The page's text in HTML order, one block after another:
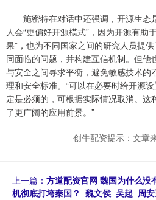
施密特在对话中还强调，开源生态
人会“更偏好开源模式”，因为开源有助
果”，也为不同国家之间的研究人员提
同面临的问题，并构建互信机制。但他
与安全之间寻求平衡，避免敏感技术的
理和安全标准。“可以在必要时给开源
定是必须的，可根据实际情况取消。这
了更广阔的应用前景。”
创牛配资提示：文章
上一篇： 方道配资官网 魏国为什么没
机彻底打垮秦国？_魏文侯_吴起_周